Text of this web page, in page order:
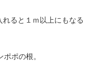
ると１ｍ以上にもなる
ポの根。